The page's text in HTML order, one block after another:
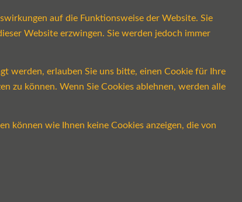
auf die Funktionsweise der Website. Sie
Website erzwingen. Sie werden jedoch immer
werden, erlauben Sie uns bitte, einen Cookie für Ihre
zu können. Wenn Sie Cookies ablehnen, werden alle
können wie Ihnen keine Cookies anzeigen, die von